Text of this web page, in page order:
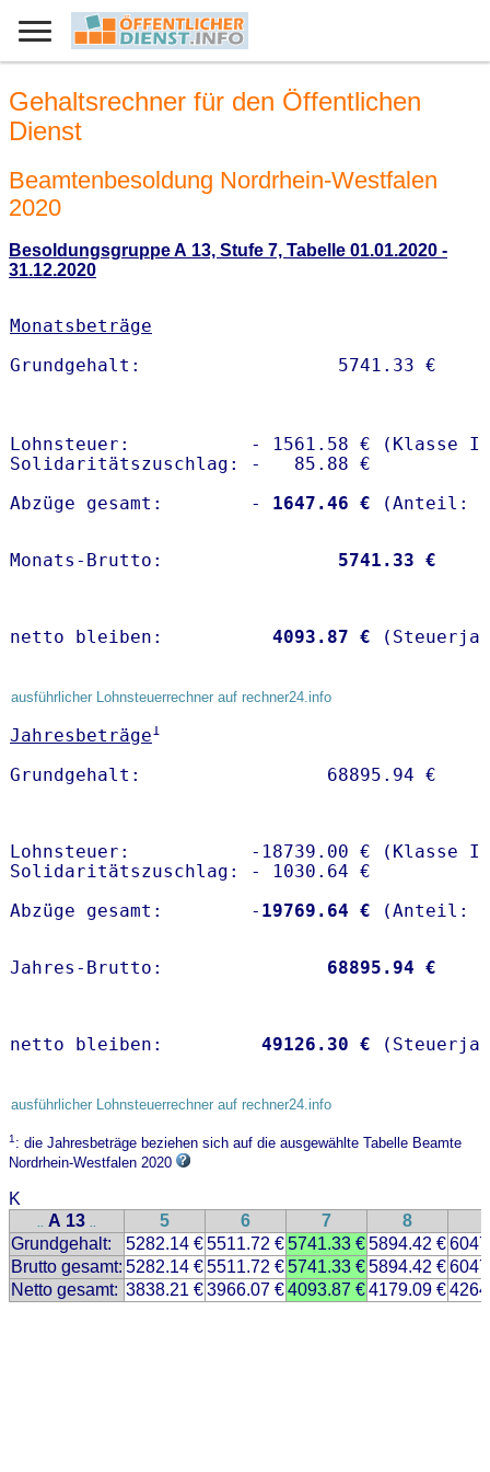
Gehaltsrechner für den Öffentlichen
Dienst
Beamtenbesoldung Nordrhein-Westfalen
2020
Besoldungsgruppe A 13, Stufe 7, Tabelle 01.01.2020 -
31.12.2020
Monatsbeträge
Lohnsteuer:           - 1561.58 € (Klasse I)
Solidaritätszuschlag: -   85.88 €
Abzüge gesamt:        -
1647.46 €
Monats-Brutto: 5741.33 €
netto bleiben: 4093.87 €
ausführlicher Lohnsteuerrechner auf rechner24.info
Jahresbeträge1
Lohnsteuer:           -18739.00 € (Klasse I)
Solidaritätszuschlag: - 1030.64 €
Abzüge gesamt:        - 19769.64 €
Jahres-Brutto: 68895.94 €
netto bleiben: 49126.30 €
ausführlicher Lohnsteuerrechner auf rechner24.info
1: die Jahresbeträge beziehen sich auf die ausgewählte Tabelle Beamte
Nordrhein-Westfalen 2020
K
.. A 13 .. 5 6 7 8
Grundgehalt:
5282.14 €5511.72 €5741.33 €5894.42 €
Brutto gesamt: 5282.14 €5511.72 €5741.33 €5894.42 €
Netto gesamt: 3838.21 €3966.07 €4093.87 €4179.09 €